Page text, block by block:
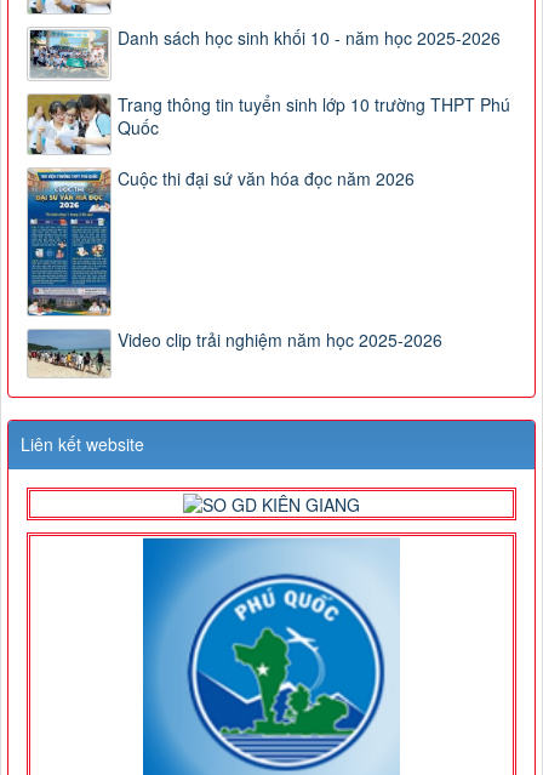
Danh sách học sinh khối 10 - năm học 2025-2026
Trang thông tin tuyển sinh lớp 10 trường THPT Phú
Quốc
Cuộc thi đại sứ văn hóa đọc năm 2026
Video clip trải nghiệm năm học 2025-2026
Liên kết website